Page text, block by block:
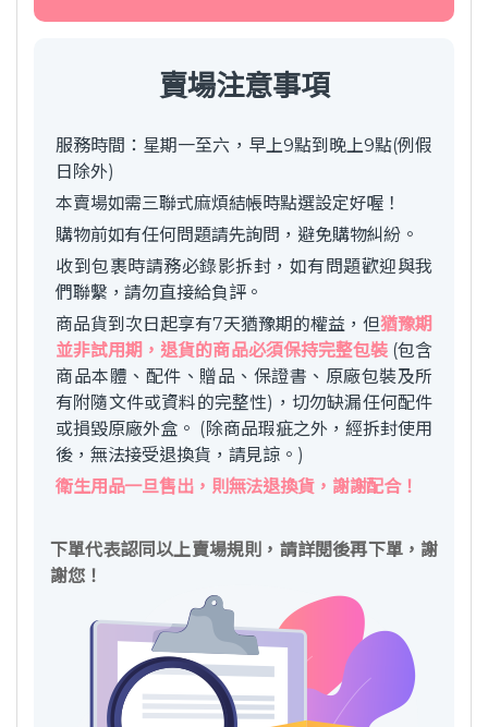
賣場注意事項
服務時間：星期一至六，早上9點到晚上9點(例假
日除外)
本賣場如需三聯式麻煩結帳時點選設定好喔！
購物前如有任何問題請先詢問，避免購物糾紛。
收到包裹時請務必錄影拆封，如有問題歡迎與我
們聯繫，請勿直接給負評。
商品貨到次日起享有7天猶豫期的權益，但猶豫期
並非試用期，退貨的商品必須保持完整包裝(包含
商品本體、配件、贈品、保證書、原廠包裝及所
有附隨文件或資料的完整性)，切勿缺漏任何配件
或損毀原廠外盒。 (除商品瑕疵之外，經拆封使用
後，無法接受退換貨，請見諒。)
衛生用品一旦售出，則無法退換貨，謝謝配合！
下單代表認同以上賣場規則，請詳閱後再下單，謝
謝您！